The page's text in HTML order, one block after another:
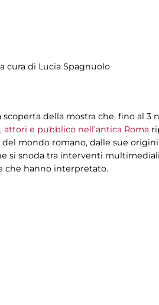
a cura di Lucia Spagnuolo
della mostra che, fino al 3
attori e pubblico nell’antica Roma
mondo romano, dalle sue
si snoda tra interventi
che hanno interpretato.